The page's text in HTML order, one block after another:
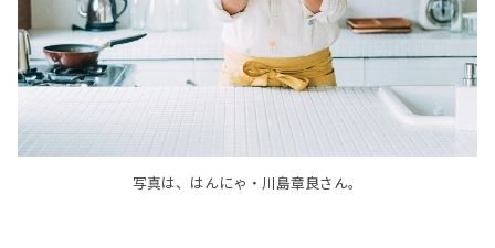
写真は、はんにゃ・川島章良さん。